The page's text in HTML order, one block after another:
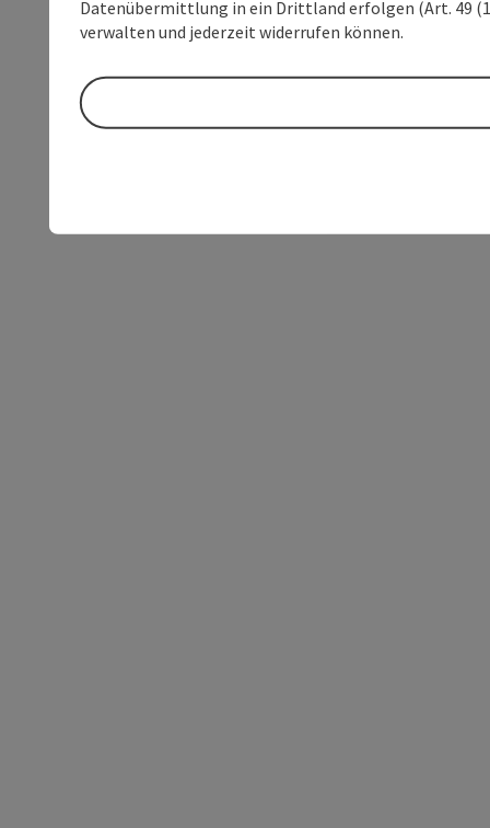
Datenübermittlung in ein Drittland erfolgen (Art. 49
verwalten und jederzeit widerrufen können.